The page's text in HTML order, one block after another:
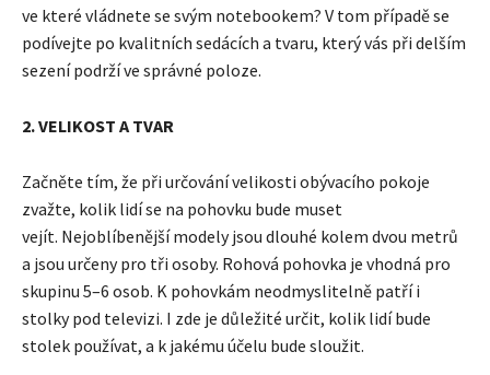
ve které vládnete se svým notebookem? V tom případě se
podívejte po kvalitních sedácích a tvaru, který vás při delším
sezení podrží ve správné poloze.
2. VELIKOST A TVAR
Začněte tím, že při určování velikosti obývacího pokoje
zvažte, kolik lidí se na pohovku bude muset
vejít. Nejoblíbenější modely jsou dlouhé kolem dvou metrů
a jsou určeny pro tři osoby. Rohová pohovka je vhodná pro
skupinu 5–6 osob. K pohovkám neodmyslitelně patří i
stolky pod televizi. I zde je důležité určit, kolik lidí bude
stolek používat, a k jakému účelu bude sloužit.